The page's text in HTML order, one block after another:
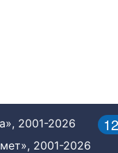
2001-2026
2001-2026